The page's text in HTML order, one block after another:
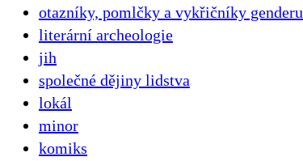
otazníky, pomlčky a vykřičníky genderu
literární archeologie
jih
společné dějiny lidstva
lokál
minor
komiks